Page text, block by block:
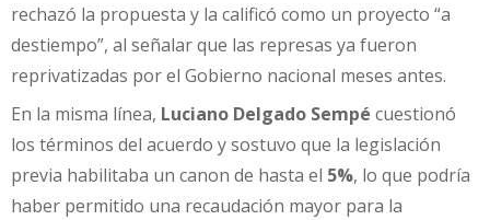
rechazó la propuesta y la calificó como un proyecto “a
destiempo”, al señalar que las represas ya fueron
reprivatizadas por el Gobierno nacional meses antes.
En la misma línea, Luciano Delgado Sempé cuestionó
los términos del acuerdo y sostuvo que la legislación
previa habilitaba un canon de hasta el 5%, lo que podría
haber permitido una recaudación mayor para la